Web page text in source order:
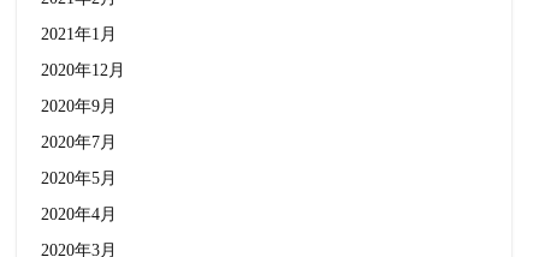
2021年1月
2020年12月
2020年9月
2020年7月
2020年5月
2020年4月
2020年3月